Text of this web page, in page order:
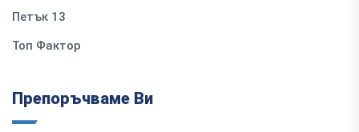
Петък 13
Топ Фактор
Препоръчваме Ви